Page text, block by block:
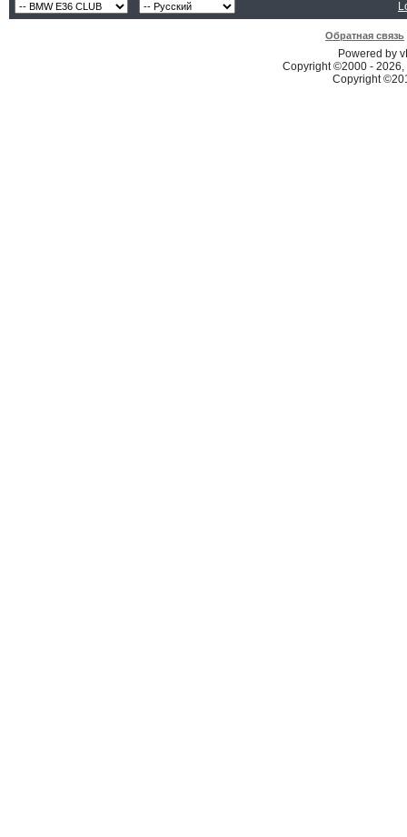
Обратная связь
Powered by
Copyright ©2000 -
Copyright